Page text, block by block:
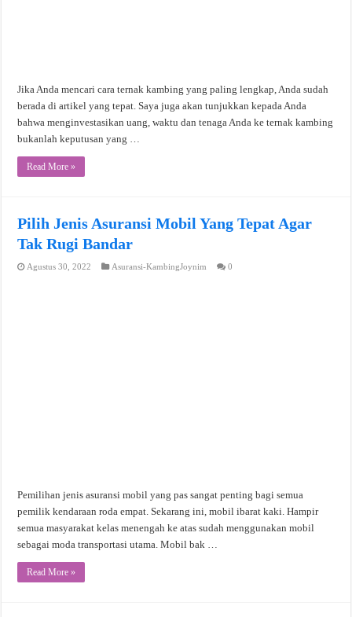
Jika Anda mencari cara ternak kambing yang paling lengkap, Anda sudah
berada di artikel yang tepat. Saya juga akan tunjukkan kepada Anda
bahwa menginvestasikan uang, waktu dan tenaga Anda ke ternak kambing
bukanlah keputusan yang …
Read More »
Pilih Jenis Asuransi Mobil Yang Tepat Agar
Tak Rugi Bandar
Agustus 30, 2022 Asuransi-KambingJoynim 0
Pemilihan jenis asuransi mobil yang pas sangat penting bagi semua
pemilik kendaraan roda empat. Sekarang ini, mobil ibarat kaki. Hampir
semua masyarakat kelas menengah ke atas sudah menggunakan mobil
sebagai moda transportasi utama. Mobil bak …
Read More »